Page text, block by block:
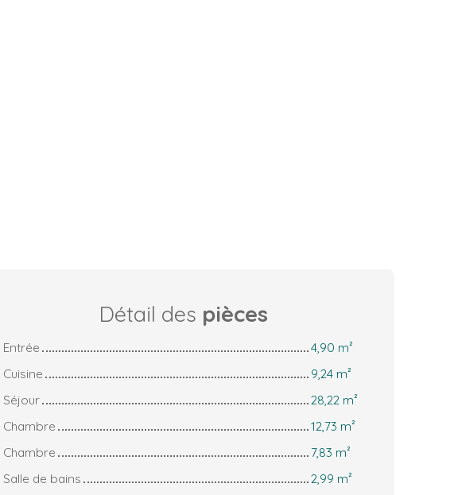
Détail des pièces
Entrée
4,90 m²
Cuisine
9,24 m²
Séjour
28,22 m²
Chambre
12,73 m²
Chambre
7,83 m²
Salle de bains
2,99 m²